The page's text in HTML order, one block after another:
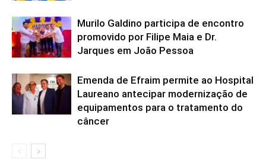
Murilo Galdino participa de encontro
promovido por Filipe Maia e Dr.
Jarques em João Pessoa
Emenda de Efraim permite ao Hospital
Laureano antecipar modernização de
equipamentos para o tratamento do
câncer